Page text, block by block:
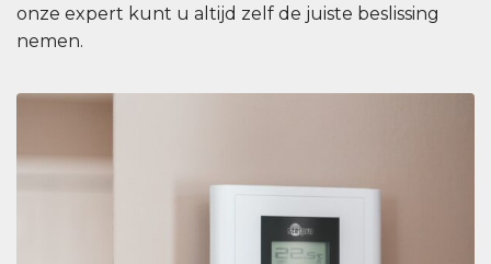
onze expert kunt u altijd zelf de juiste beslissing
nemen.